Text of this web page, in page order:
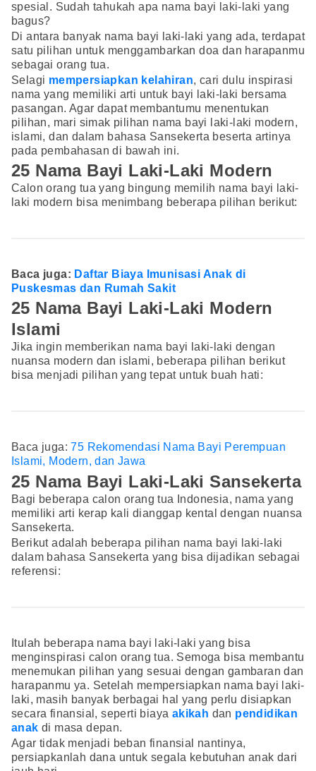
spesial. Sudah tahukah apa nama bayi laki-laki yang
bagus?
Di antara banyak nama bayi laki-laki yang ada, terdapat
satu pilihan untuk menggambarkan doa dan harapanmu
sebagai orang tua.
Selagi mempersiapkan kelahiran, cari dulu inspirasi
nama yang memiliki arti untuk bayi laki-laki bersama
pasangan. Agar dapat membantumu menentukan
pilihan, mari simak pilihan nama bayi laki-laki modern,
islami, dan dalam bahasa Sansekerta beserta artinya
pada pembahasan di bawah ini.
25 Nama Bayi Laki-Laki Modern
Calon orang tua yang bingung memilih nama bayi laki-
laki modern bisa menimbang beberapa pilihan berikut:
Baca juga: Daftar Biaya Imunisasi Anak di
Puskesmas dan Rumah Sakit
25 Nama Bayi Laki-Laki Modern
Islami
Jika ingin memberikan nama bayi laki-laki dengan
nuansa modern dan islami, beberapa pilihan berikut
bisa menjadi pilihan yang tepat untuk buah hati:
Baca juga: 75 Rekomendasi Nama Bayi Perempuan
Islami, Modern, dan Jawa
25 Nama Bayi Laki-Laki Sansekerta
Bagi beberapa calon orang tua Indonesia, nama yang
memiliki arti kerap kali dianggap kental dengan nuansa
Sansekerta.
Berikut adalah beberapa pilihan nama bayi laki-laki
dalam bahasa Sansekerta yang bisa dijadikan sebagai
referensi:
Itulah beberapa nama bayi laki-laki yang bisa
menginspirasi calon orang tua. Semoga bisa membantu
menemukan pilihan yang sesuai dengan gambaran dan
harapanmu ya. Setelah mempersiapkan nama bayi laki-
laki, masih banyak berbagai hal yang perlu disiapkan
secara finansial, seperti biaya akikah dan pendidikan
anak di masa depan.
Agar tidak menjadi beban finansial nantinya,
persiapkanlah dana untuk segala kebutuhan anak dari